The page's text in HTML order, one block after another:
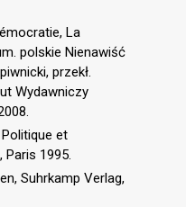
La
polskie Nienawiść
przekł.
Wydawniczy
et
Paris 1995.
Suhrkamp Verlag,